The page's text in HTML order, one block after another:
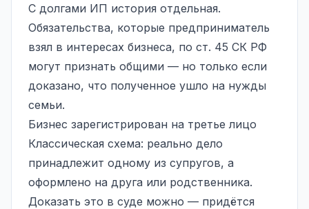
С долгами ИП история отдельная.
Обязательства, которые предприниматель
взял в интересах бизнеса, по ст. 45 СК РФ
могут признать общими — но только если
доказано, что полученное ушло на нужды
семьи.
Бизнес зарегистрирован на третье лицо
Классическая схема: реально дело
принадлежит одному из супругов, а
оформлено на друга или родственника.
Доказать это в суде можно — придётся